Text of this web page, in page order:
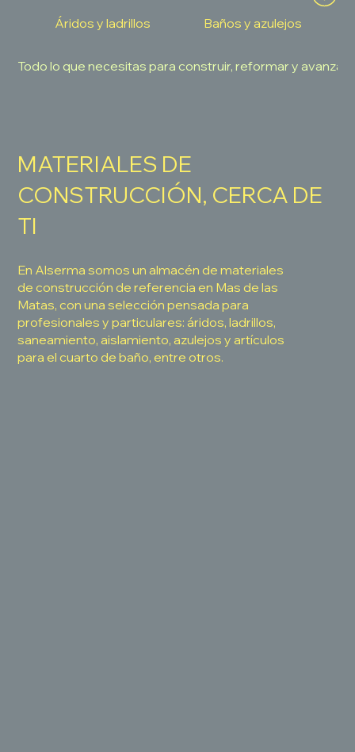
​Áridos y ladrillos Baños y azulejos
Todo lo que necesitas para construir, reformar y avanzar
MATERIALES DE
CONSTRUCCIÓN, CERCA DE
TI
En Alserma somos un almacén de materiales
de construcción de referencia en Mas de las
Matas, con una selección pensada para
profesionales y particulares: áridos, ladrillos,
saneamiento, aislamiento, azulejos y artículos
para el cuarto de baño, entre otros.